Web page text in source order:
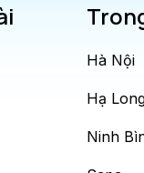
Hà Nội
Hạ
Ninh